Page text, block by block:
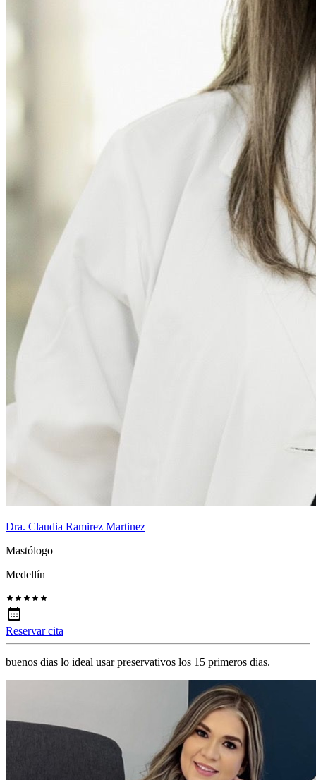
Dra. Claudia Ramirez Martinez
Mastólogo
Medellín
Reservar cita
buenos dias lo ideal usar preservativos los 15 primeros dias.